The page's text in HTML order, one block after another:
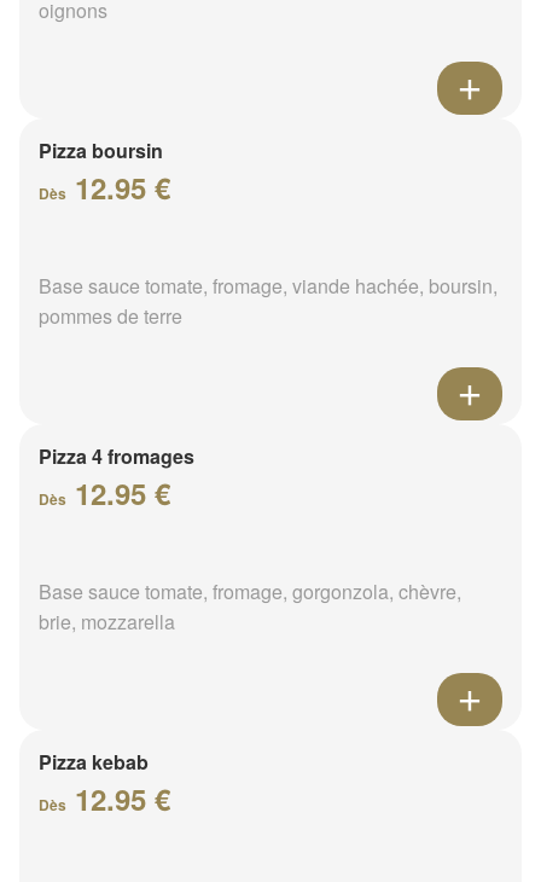
oignons
Pizza boursin
Dès 12.95 €
Base sauce tomate, fromage, viande hachée, boursin,
pommes de terre
Pizza 4 fromages
Dès 12.95 €
Base sauce tomate, fromage, gorgonzola, chèvre,
brie, mozzarella
Pizza kebab
Dès 12.95 €